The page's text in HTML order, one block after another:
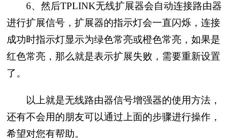
6、然后TPLINK无线扩展器会自动连接路由器
进行扩展信号，扩展器的指示灯会一直闪烁，连接
成功时指示灯显示为绿色常亮或橙色常亮，如果是
红色常亮，那么就是表示扩展失败，需要重新设置
了。
以上就是无线路由器信号增强器的使用方法，
还有不会用的朋友可以通过上面的步骤进行操作，
希望对您有帮助。